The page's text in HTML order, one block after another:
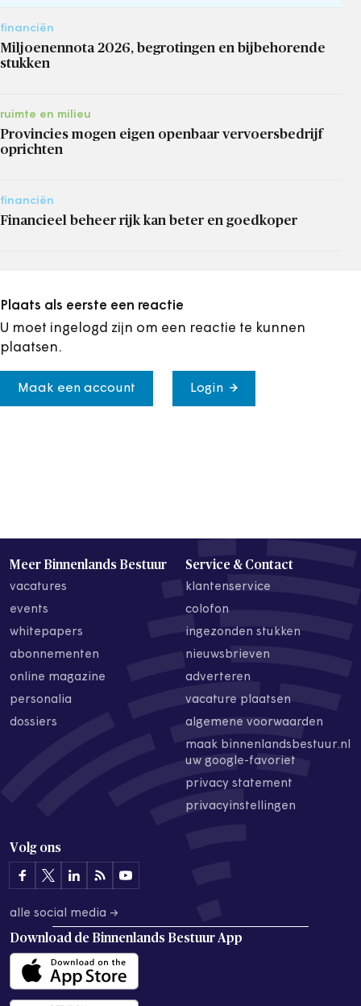
financiën
Miljoenennota 2026, begrotingen en bijbehorende
stukken
ruimte en milieu
Provincies mogen eigen openbaar vervoersbedrijf
oprichten
financiën
Financieel beheer rijk kan beter en goedkoper
Plaats als eerste een reactie
U moet ingelogd zijn om een reactie te kunnen
plaatsen.
Maak een account Login
Meer Binnenlands Bestuur
vacatures
events
whitepapers
abonnementen
online magazine
personalia
dossiers
Service & Contact
klantenservice
colofon
ingezonden stukken
nieuwsbrieven
adverteren
vacature plaatsen
algemene voorwaarden
maak binnenlandsbestuur.nl
uw google-favoriet
privacy statement
privacyinstellingen
Volg ons
alle social media →
Download de Binnenlands Bestuur App